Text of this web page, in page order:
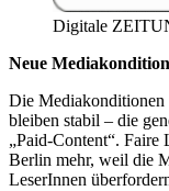
Digitale
Neue
Die
bleiben stabil – die
„Paid-Content“. Faire
Berlin mehr, weil die
LeserInnen